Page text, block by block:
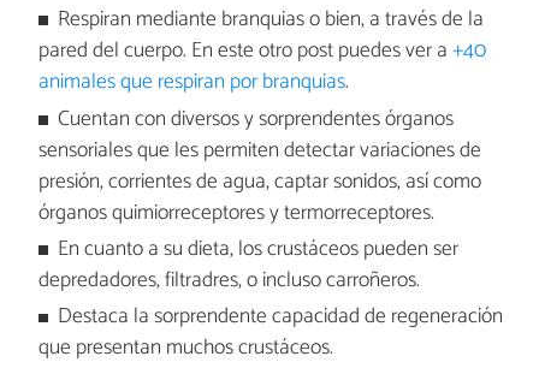
Respiran mediante branquias o bien, a través de la
pared del cuerpo. En este otro post puedes ver a+40
animales que respiran por branquias.
Cuentan con diversos y sorprendentes órganos
sensoriales que les permiten detectar variaciones de
presión, corrientes de agua, captar sonidos, así como
órganos quimiorreceptores y termorreceptores.
En cuanto a su dieta, los crustáceos pueden ser
depredadores, filtradres, o incluso carroñeros.
Destaca la sorprendente capacidad de regeneración
que presentan muchos crustáceos.